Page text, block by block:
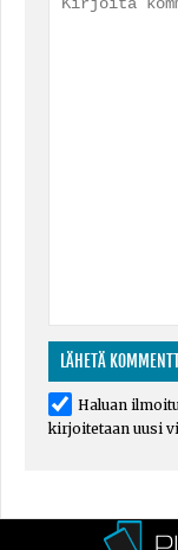
Haluan
kirjoitetaan uusi